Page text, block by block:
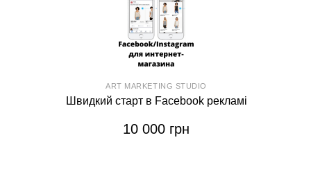
ART MARKETING STUDIO
Швидкий старт в Facebook рекламі
10 000 грн